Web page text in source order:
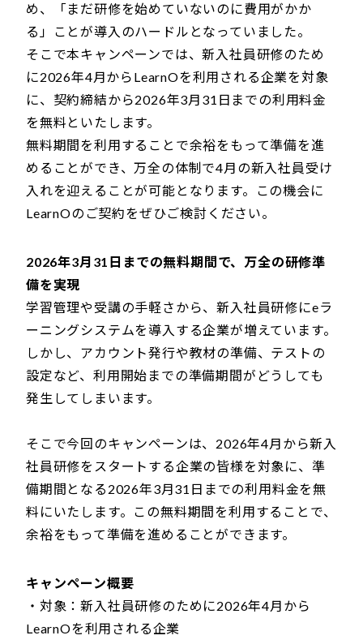
め、「まだ研修を始めていないのに費用がかか
る」ことが導入のハードルとなっていました。
そこで本キャンペーンでは、新入社員研修のため
に2026年4月からLearnOを利用される企業を対象
に、契約締結から2026年3月31日までの利用料金
を無料といたします。
無料期間を利用することで余裕をもって準備を進
めることができ、万全の体制で4月の新入社員受け
入れを迎えることが可能となります。この機会に
LearnOのご契約をぜひご検討ください。
2026年3月31日までの無料期間で、万全の研修準
備を実現
学習管理や受講の手軽さから、新入社員研修にeラ
ーニングシステムを導入する企業が増えています。
しかし、アカウント発行や教材の準備、テストの
設定など、利用開始までの準備期間がどうしても
発生してしまいます。
そこで今回のキャンペーンは、2026年4月から新入
社員研修をスタートする企業の皆様を対象に、準
備期間となる2026年3月31日までの利用料金を無
料にいたします。この無料期間を利用することで、
余裕をもって準備を進めることができます。
キャンペーン概要
・対象：新入社員研修のために2026年4月から
LearnOを利用される企業